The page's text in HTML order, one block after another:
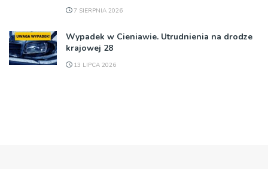
7 SIERPNIA 2026
Wypadek w Cieniawie. Utrudnienia na drodze
krajowej 28
13 LIPCA 2026